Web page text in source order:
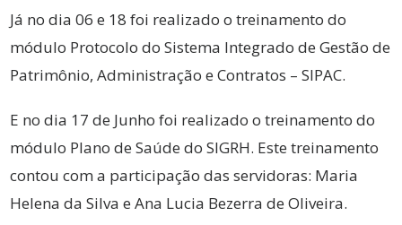
Já no dia 06 e 18 foi realizado o treinamento do
módulo Protocolo do Sistema Integrado de Gestão de
Patrimônio, Administração e Contratos – SIPAC.
E no dia 17 de Junho foi realizado o treinamento do
módulo Plano de Saúde do SIGRH. Este treinamento
contou com a participação das servidoras: Maria
Helena da Silva e Ana Lucia Bezerra de Oliveira.